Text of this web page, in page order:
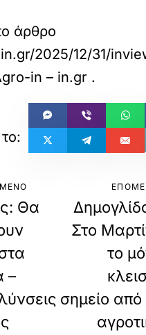
άρθρο
2025/12/31/
in – in.gr .
Θα
–
Στο
το
σημείο από